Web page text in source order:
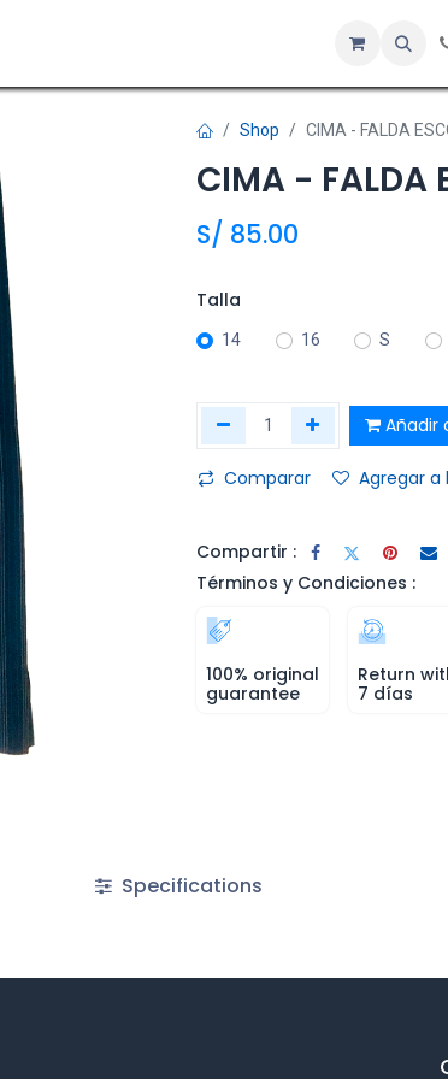
Sobre nosotros
Shop CIMA - FALDA
CIMA - FALDA
S/ 85.00
Talla
14 16 S
Añadir
Comparar Agregar a
Compartir :
Términos y Condiciones :
100% original
guarantee
Return
7 días
Specifications